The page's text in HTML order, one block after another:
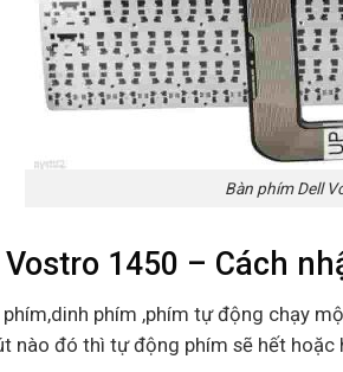
Bàn phím Dell
1450 – Cách
phím ,phím tự động chạy
nào đó thì tự động phím sẽ hết hoặc